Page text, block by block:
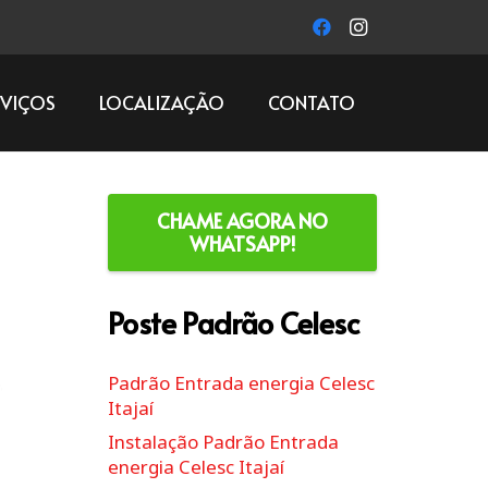
LOCALIZAÇÃO CONTATO
CHAME AGORA NO
WHATSAPP!
Poste Padrão Celesc
Padrão Entrada energia Celesc
Itajaí
Instalação Padrão Entrada
energia Celesc Itajaí